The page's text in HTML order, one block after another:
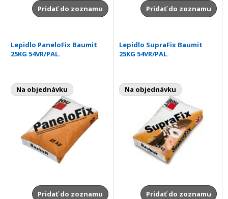
Pridať do zoznamu Pridať do zoznamu
Lepidlo PaneloFix Baumit
25KG 54VR/PAL.
Na objednávku
Pridať do zoznamu
Lepidlo SupraFix Baumit
25KG 54VR/PAL.
Na objednávku
Pridať do zoznamu